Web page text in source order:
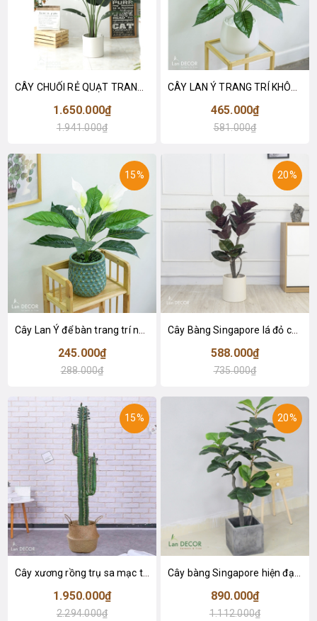
CÂY CHUỐI RẺ QUẠT TRANG TRÍ 1M6 (gồm 3 nhánh) - LC3017
1.650.000₫
1.941.000₫
CÂY LAN Ý TRANG TRÍ KHÔNG GIAN HIỆN ĐẠI SANG TRỌNG (70cm) - LC2926
465.000₫
581.000₫
15%
Cây Lan Ý để bàn trang trí nhà sang trọng (55cm) - LC2925-1
245.000₫
288.000₫
20%
Cây Bàng Singapore lá đỏ cây giả trang trí Lan Decor (110cm) - LC2918-1
588.000₫
735.000₫
15%
Cây xương rồng trụ sa mạc trang trí loại 2 tay (155cm) - LC2912
1.950.000₫
2.294.000₫
20%
Cây bàng Singapore hiện đại trang trí nhà đẹp (120cm) - LC2913
890.000₫
1.112.000₫